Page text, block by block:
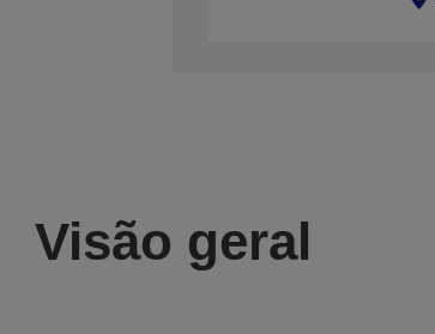
Visão geral